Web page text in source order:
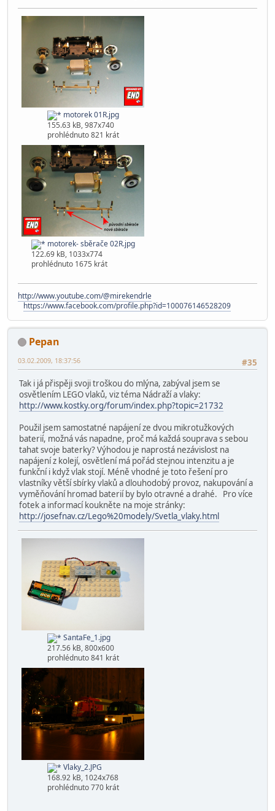
motorek 01R.jpg
155.63 kB, 987x740
prohlédnuto 821 krát
motorek- sběrače 02R.jpg
122.69 kB, 1033x774
prohlédnuto 1675 krát
http://www.youtube.com/@mirekendrle
https://www.facebook.com/profile.php?id=100076146528209
Pepan
#35
03.02.2009, 18:37:56
Tak i já přispěji svoji troškou do mlýna, zabýval jsem se
osvětlením LEGO vlaků, viz téma Nádraží a vlaky:
http://www.kostky.org/forum/index.php?topic=21732
Použil jsem samostatné napájení ze dvou mikrotužkových
baterií, možná vás napadne, proč má každá souprava s sebou
tahat svoje baterky? Výhodou je naprostá nezávislost na
napájení z kolejí, osvětlení má pořád stejnou intenzitu a je
funkční i když vlak stojí. Méně vhodné je toto řešení pro
vlastníky větší sbírky vlaků a dlouhodobý provoz, nakupování a
vyměňování hromad baterií by bylo otravné a drahé. Pro více
fotek a informací koukněte na moje stránky:
http://josefnav.cz/Lego%20modely/Svetla_vlaky.html
SantaFe_1.jpg
217.56 kB, 800x600
prohlédnuto 841 krát
Vlaky_2.JPG
168.92 kB, 1024x768
prohlédnuto 770 krát